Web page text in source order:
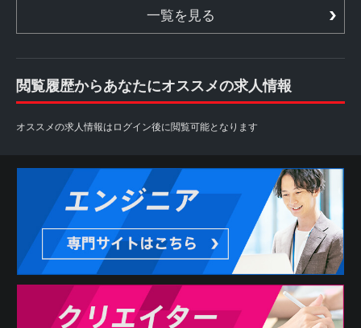
一覧を見る
閲覧履歴からあなたにオススメの求人情報
オススメの求人情報はログイン後に閲覧可能となります